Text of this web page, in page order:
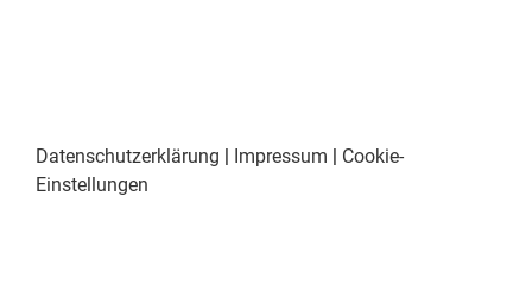
Datenschutzerklärung Impressum
Cookie-
Einstellungen